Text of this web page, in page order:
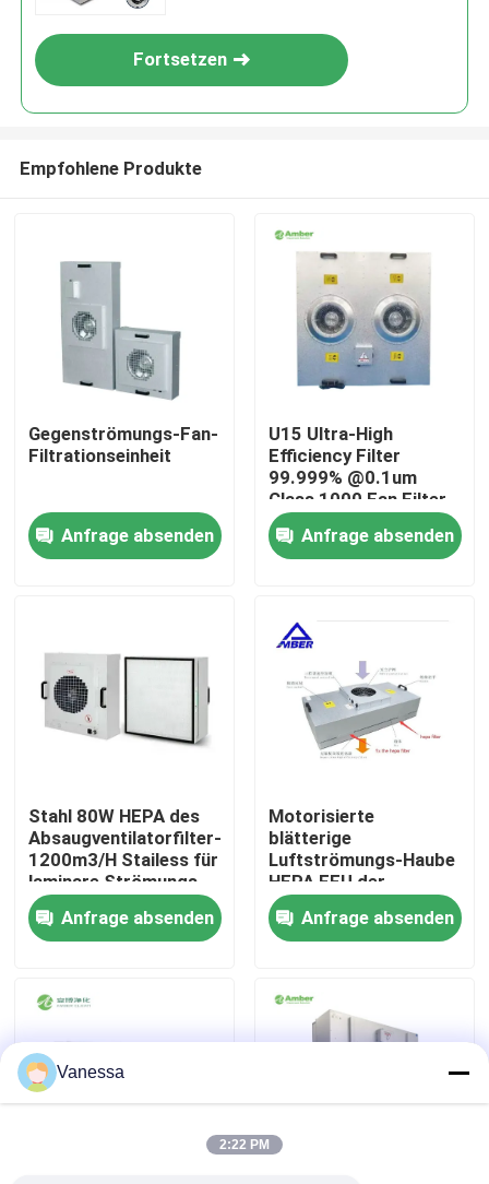
Haus
Über uns
Qualitätskontrolle
Treten Sie mit uns in Verbindung
Modularer Operationssaal
Fortsetzen
Empfohlene Produkte
Gegenströmungs-Fan-
Filtrationseinheit
Anfrage absenden
U15 Ultra-High
Efficiency Filter
99.999% @0.1um
Class 1000 Fan Filter
Unit
Anfrage absenden
Stahl 80W HEPA des
Absaugventilatorfilter-
1200m3/H Stailess für
laminare Strömungs-
Hauben
Anfrage absenden
Motorisierte
blätterige
Luftströmungs-Haube
HEPA FFU der
Cleanroom-Fan-
Filtrationseinheits-
FFU
Anfrage absenden
Vanessa
2:22 PM